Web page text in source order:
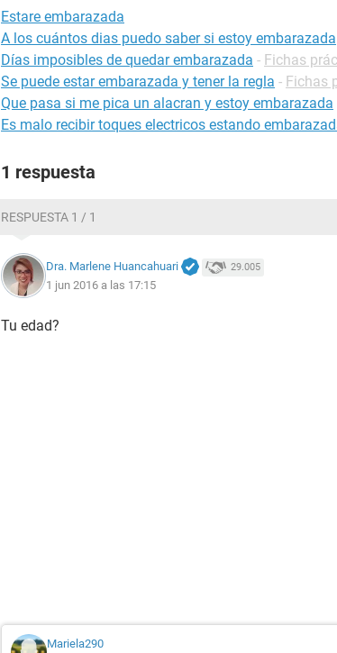
Estare embarazada
A los cuántos dias puedo saber si estoy embarazada
Días imposibles de quedar embarazada - Fichas
Se puede estar embarazada y tener la regla - Fichas
Que pasa si me pica un alacran y estoy embarazada
Es malo recibir toques electricos estando
1 respuesta
RESPUESTA 1 / 1
Dra. Marlene Huancahuari 29.005
1 jun 2016 a las 17:15
Tu edad?
Mariela290